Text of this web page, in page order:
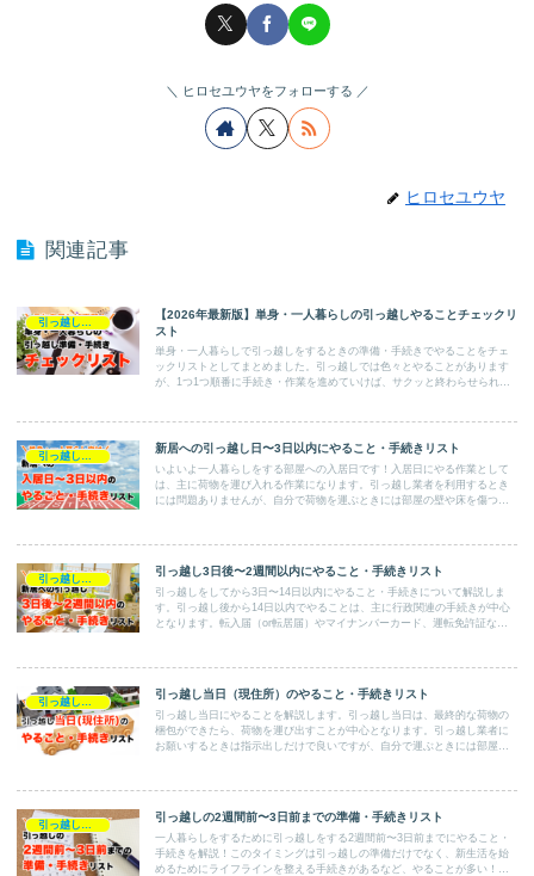
ヒロセユウヤをフォローする
ヒロセユウヤ
関連記事
【2026年最新版】単身・一人暮らしの引っ越しやることチェックリ
スト
単身・一人暮らしで引っ越しをするときの準備・手続きでやることをチェ
ックリストとしてまとめました。引っ越しでは色々とやることがあります
が、1つ1つ順番に手続き・作業を進めていけば、サクッと終わらせられま
引っ越し準備・やることリスト
新居への引っ越し日〜3日以内にやること・手続きリスト
いよいよ一人暮らしをする部屋への入居日です！入居日にやる作業として
は、主に荷物を運び入れる作業になります。引っ越し業者を利用するとき
には問題ありませんが、自分で荷物を運ぶときには部屋の壁や床を傷つけ
引っ越し準備・やることリスト
引っ越し3日後〜2週間以内にやること・手続きリスト
引っ越しをしてから3日〜14日以内にやること・手続きについて解説しま
す。引っ越し後から14日以内でやることは、主に行政関連の手続きが中心
となります。転入届（or転居届）やマイナンバーカード、運転免許証など
引っ越し準備・やることリスト
引っ越し当日（現住所）のやること・手続きリスト
引っ越し当日にやることを解説します。引っ越し当日は、最終的な荷物の
梱包ができたら、荷物を運び出すことが中心となります。引っ越し業者に
お願いするときは指示出しだけで良いですが、自分で運ぶときには部屋の
引っ越し準備・やることリスト
引っ越しの2週間前〜3日前までの準備・手続きリスト
一人暮らしをするために引っ越しをする2週間前〜3日前までにやること・
手続きを解説！このタイミングは引っ越しの準備だけでなく、新生活を始
めるためにライフラインを整える手続きがあるなど、やることが多い！抜